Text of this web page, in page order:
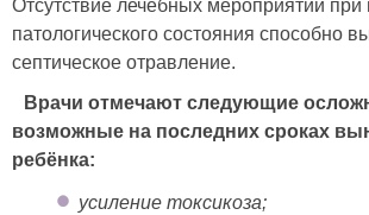
Отсутствие лечебных мероприятий
патологического состояния способно
септическое отравление.
Врачи отмечают следующие
возможные на последних сроках
ребёнка:
усиление токсикоза;